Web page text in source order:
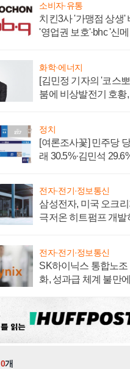
소비자·유통
치킨3사 '가맹점 상생'
'영업권 보호'·bhc '신
화학·에너지
[김민정 기자의 '코스
붐에 비상발전기 호황
정치
[여론조사꽃] 민주당
래 30.5%·김민석
전자·전기·정보통신
삼성전자, 미국 오크
극저온 히트펌프 개발
전자·전기·정보통신
SK하이닉스 통합노
화, 성과급 체계 불만
0개